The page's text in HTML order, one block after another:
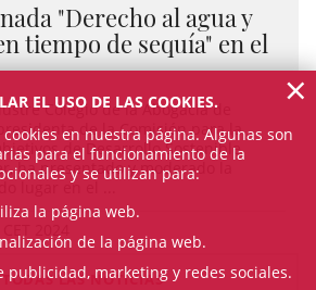
"Derecho al agua y
tiempo de sequía" en el
Colegio de la Abogacía de
de la Comisión para la
de Desarrollo Sostenible
ha presentado y moderado la
lugar en el ...
TODAS LAS NOTICIAS
EL USO DE LAS COOKIES.
en nuestra página. Algunas son
para el funcionamiento de la
y se utilizan para:
la página web.
de la página web.
publicidad, marketing y redes sociales.
×